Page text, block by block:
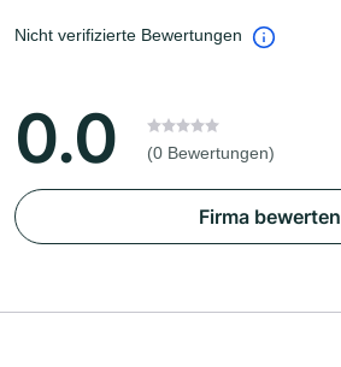
Nicht verifizierte Bewertungen
0.0 (0 Bewertungen)
Firma bewerten